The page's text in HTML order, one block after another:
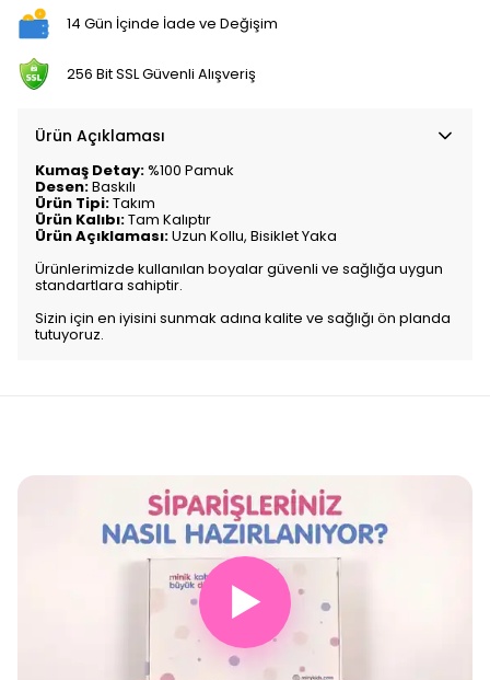
14 Gün İçinde İade ve Değişim
256 Bit SSL Güvenli Alışveriş
Ürün Açıklaması
Kumaş Detay:%100 Pamuk
Desen:Baskılı
Ürün Tipi:Takım
Ürün Kalıbı:Tam Kalıptır
Ürün Açıklaması:Uzun Kollu, Bisiklet Yaka
Ürünlerimizde kullanılan boyalar güvenli ve sağlığa uygun
standartlara sahiptir.
Sizin için en iyisini sunmak adına kalite ve sağlığı ön planda
tutuyoruz.
▶